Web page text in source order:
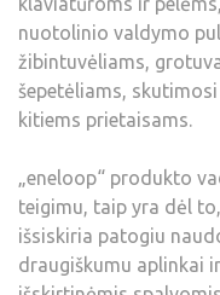
nuotolinio valdymo
žibintuvėliams,
šepetėliams,
kitiems prietaisams.
„eneloop“ produkto
teigimu, taip yra dėl
išsiskiria patogiu
draugiškumu aplinkai